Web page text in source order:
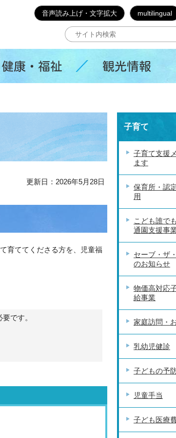
音声読み上げ・文字拡大 multilingual
健康・福祉 観光情報
更新日：2026年5月28日
育ててくださる方を、児童福
です。
子育て
子育て支援
ます
保育所・認
用
こども誰で
通園支援事
セーブ・ザ
のお知らせ
物価高対応
給事業
家庭訪問・
乳幼児健診
子どもの予
児童手当
子ども医療